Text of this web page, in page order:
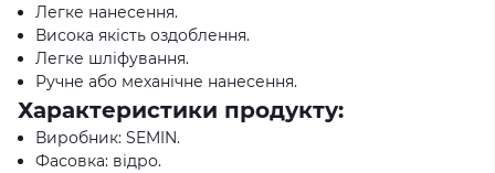
Легке нанесення.
Висока якість оздоблення.
Легке шліфування.
Ручне або механічне нанесення.
Характеристики продукту:
Виробник: SEMIN.
Фасовка: відро.